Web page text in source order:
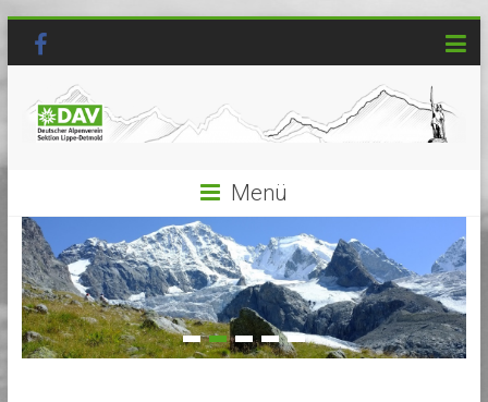
Menü